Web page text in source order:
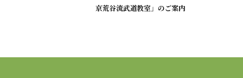
京荒谷流武道教室」のご案内